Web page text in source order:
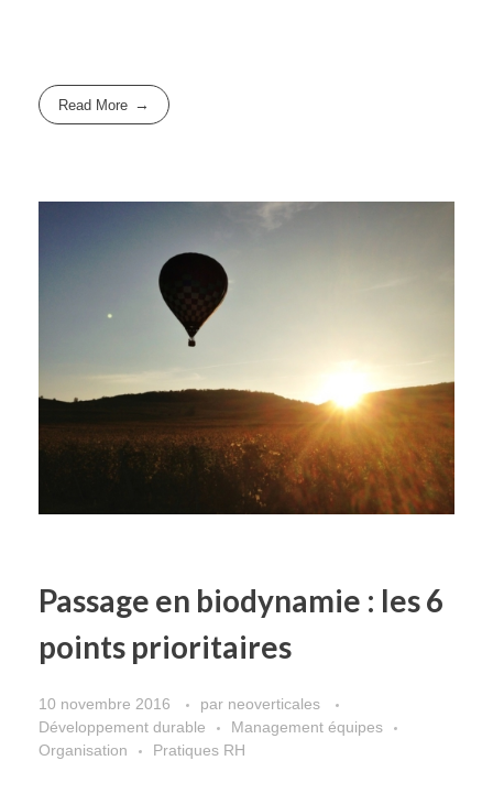
Read More
Passage en biodynamie : les 6
points prioritaires
10 novembre 2016 par neoverticales
Développement durable
Management équipes
Organisation
Pratiques RH